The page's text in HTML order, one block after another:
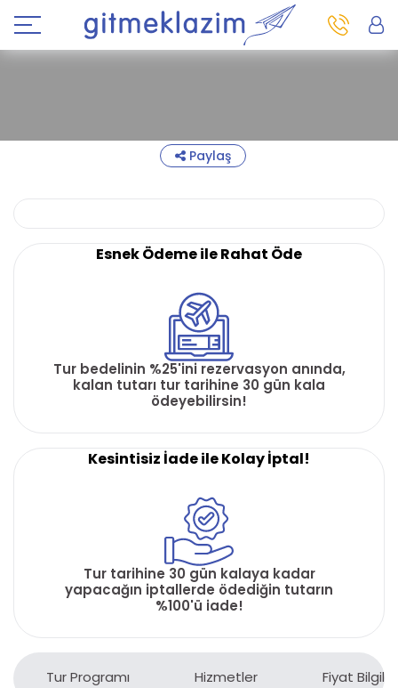
Paylaş
Esnek Ödeme ile Rahat Öde
Tur bedelinin %25'ini rezervasyon anında,
kalan tutarı tur tarihine 30 gün kala
ödeyebilirsin!
Kesintisiz İade ile Kolay İptal!
Tur tarihine 30 gün kalaya kadar
yapacağın iptallerde ödediğin tutarın
%100'ü iade!
Tur Programı Hizmetler Fiyat